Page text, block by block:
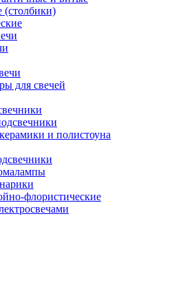
(столбики)
для свечей
и полистоуна
флористические